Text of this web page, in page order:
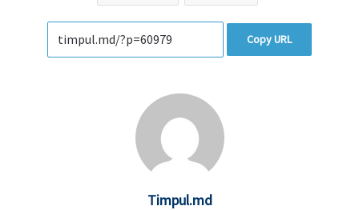
Copy URL
Timpul.md